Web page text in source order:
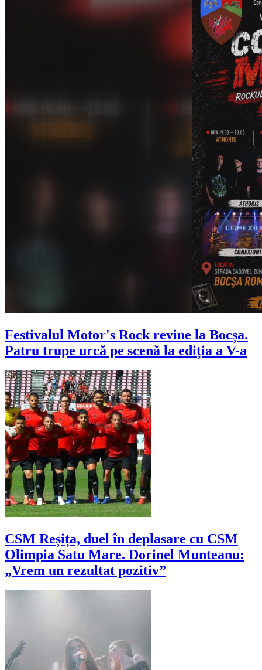
Festivalul Motor's Rock revine la Bocșa.
Patru trupe urcă pe scenă la ediția a V-a
CSM Reșița, duel în deplasare cu CSM
Olimpia Satu Mare. Dorinel Munteanu:
„Vrem un rezultat pozitiv”